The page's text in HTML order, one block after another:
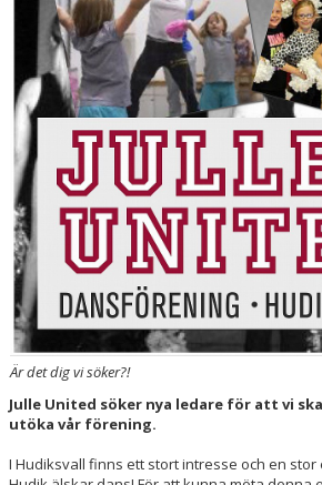
KONTAKT
VT2026
Är det dig vi söker?!
Julle United söker nya ledare för att vi
utöka vår förening.
I Hudiksvall finns ett stort intresse och en